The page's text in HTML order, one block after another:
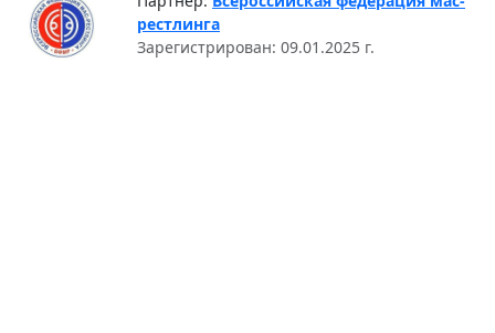
рестлинга
Зарегистрирован: 09.01.2025 г.